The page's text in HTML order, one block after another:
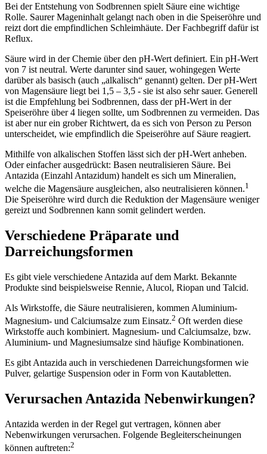
Bei der Entstehung von Sodbrennen spielt Säure eine wichtige
Rolle. Saurer Mageninhalt gelangt nach oben in die Speiseröhre und
reizt dort die empfindlichen Schleimhäute. Der Fachbegriff dafür ist
Reflux.
Säure wird in der Chemie über den pH-Wert definiert. Ein pH-Wert
von 7 ist neutral. Werte darunter sind sauer, wohingegen Werte
darüber als basisch (auch „alkalisch“ genannt) gelten. Der pH-Wert
von Magensäure liegt bei 1,5 – 3,5 - sie ist also sehr sauer. Generell
ist die Empfehlung bei Sodbrennen, dass der pH-Wert in der
Speiseröhre über 4 liegen sollte, um Sodbrennen zu vermeiden. Das
ist aber nur ein grober Richtwert, da es sich von Person zu Person
unterscheidet, wie empfindlich die Speiseröhre auf Säure reagiert.
Mithilfe von alkalischen Stoffen lässt sich der pH-Wert anheben.
Oder einfacher ausgedrückt: Basen neutralisieren Säure. Bei
Antazida (Einzahl Antazidum) handelt es sich um Mineralien,
welche die Magensäure ausgleichen, also neutralisieren können.1
Die Speiseröhre wird durch die Reduktion der Magensäure weniger
gereizt und Sodbrennen kann somit gelindert werden.
Verschiedene Präparate und
Darreichungsformen
Es gibt viele verschiedene Antazida auf dem Markt. Bekannte
Produkte sind beispielsweise Rennie, Alucol, Riopan und Talcid.
Als Wirkstoffe, die Säure neutralisieren, kommen Aluminium-
Magnesium- und Calciumsalze zum Einsatz.2 Oft werden diese
Wirkstoffe auch kombiniert. Magnesium- und Calciumsalze, bzw.
Aluminium- und Magnesiumsalze sind häufige Kombinationen.
Es gibt Antazida auch in verschiedenen Darreichungsformen wie
Pulver, gelartige Suspension oder in Form von Kautabletten.
Verursachen Antazida Nebenwirkungen?
Antazida werden in der Regel gut vertragen, können aber
Nebenwirkungen verursachen. Folgende Begleiterscheinungen
können auftreten:2